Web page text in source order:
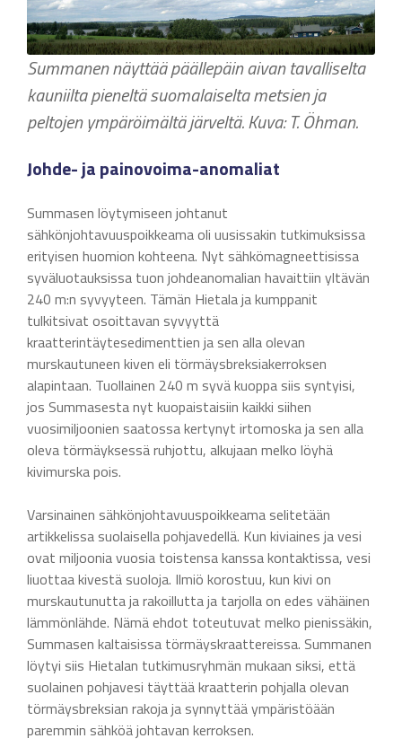
Summanen näyttää päällepäin aivan tavalliselta
kauniilta pieneltä suomalaiselta metsien ja
peltojen ympäröimältä järveltä. Kuva: T. Öhman.
Johde- ja painovoima-anomaliat
Summasen löytymiseen johtanut
sähkönjohtavuuspoikkeama oli uusissakin tutkimuksissa
erityisen huomion kohteena. Nyt sähkömagneettisissa
syväluotauksissa tuon johdeanomalian havaittiin yltävän
240 m:n syvyyteen. Tämän Hietala ja kumppanit
tulkitsivat osoittavan syvyyttä
kraatterintäytesedimenttien ja sen alla olevan
murskautuneen kiven eli törmäysbreksiakerroksen
alapintaan. Tuollainen 240 m syvä kuoppa siis syntyisi,
jos Summasesta nyt kuopaistaisiin kaikki siihen
vuosimiljoonien saatossa kertynyt irtomoska ja sen alla
oleva törmäyksessä ruhjottu, alkujaan melko löyhä
kivimurska pois.
Varsinainen sähkönjohtavuuspoikkeama selitetään
artikkelissa suolaisella pohjavedellä. Kun kiviaines ja vesi
ovat miljoonia vuosia toistensa kanssa kontaktissa, vesi
liuottaa kivestä suoloja. Ilmiö korostuu, kun kivi on
murskautunutta ja rakoillutta ja tarjolla on edes vähäinen
lämmönlähde. Nämä ehdot toteutuvat melko pienissäkin,
Summasen kaltaisissa törmäyskraattereissa. Summanen
löytyi siis Hietalan tutkimusryhmän mukaan siksi, että
suolainen pohjavesi täyttää kraatterin pohjalla olevan
törmäysbreksian rakoja ja synnyttää ympäristöään
paremmin sähköä johtavan kerroksen.